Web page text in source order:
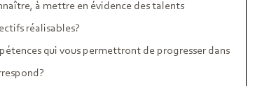
à mettre en évidence des talents
réalisables?
qui vous permettront de progresser dans